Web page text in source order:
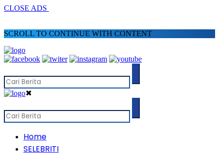
CLOSE ADS
SCROLL TO CONTINUE WITH CONTENT
✖
Home
SELEBRITI